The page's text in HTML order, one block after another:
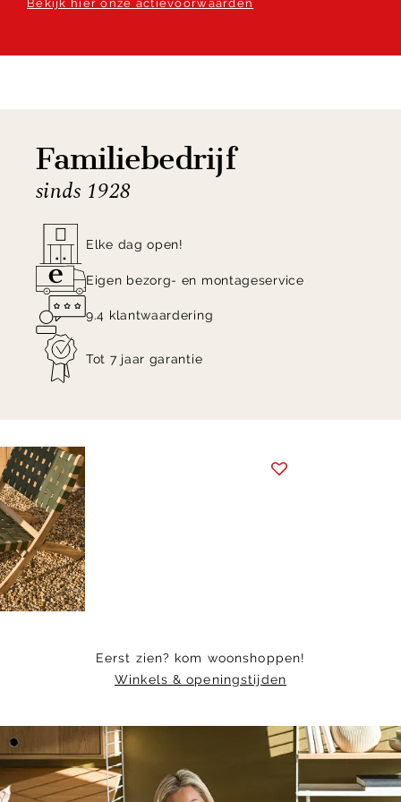
Familiebedrijf
sinds 1928
Elke dag open!
Eigen bezorg- en montageservice
9.4 klantwaardering
Tot 7 jaar garantie
Bekijk hier onze actievoorwaarden
Item
1
of
7
Eerst zien? kom woonshoppen!
Winkels & openingstijden